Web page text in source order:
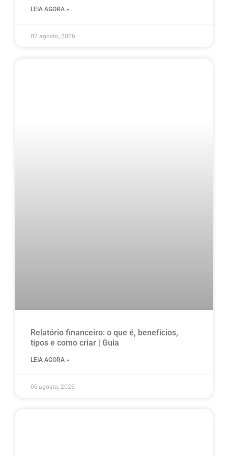
LEIA AGORA »
07 agosto, 2026
Relatório financeiro: o que é, benefícios,
tipos e como criar | Guia
LEIA AGORA »
05 agosto, 2026